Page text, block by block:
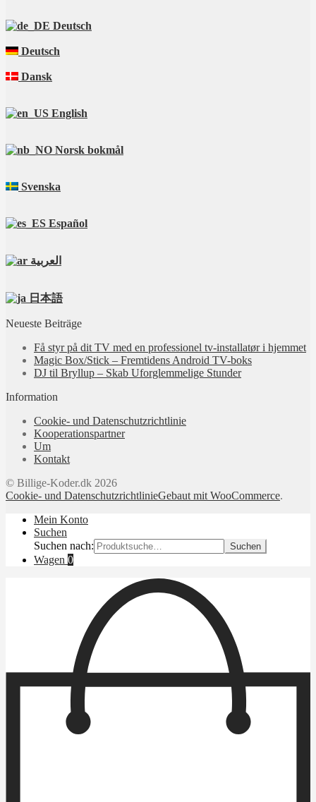
Deutsch
Deutsch
Dansk
English
Norsk bokmål
Svenska
Español
العربية
日本語
Neueste Beiträge
Få styr på dit TV med en professionel tv‑installatør i hjemmet
Magic Box/Stick – Fremtidens Android TV-boks
DJ til Bryllup – Skab Uforglemmelige Stunder
Information
Cookie- und Datenschutzrichtlinie
Kooperationspartner
Um
Kontakt
© Billige-Koder.dk 2026
Cookie- und DatenschutzrichtlinieGebaut mit WooCommerce.
Mein Konto
Suchen
Suchen nach:
Suchen
Wagen 0